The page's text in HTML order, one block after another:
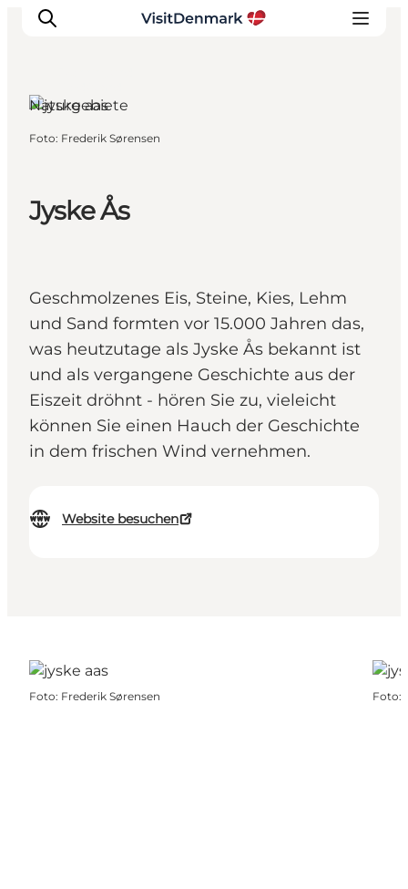
Erlebnisse
Unterkünfte
Jyske Ås
Geschmolzenes Eis, Steine, Kies, Lehm
und Sand formten vor 15.000 Jahren das,
was heutzutage als Jyske Ås bekannt ist
und als vergangene Geschichte aus der
Eiszeit dröhnt - hören Sie zu, vieleicht
können Sie einen Hauch der Geschichte
in dem frischen Wind vernehmen.
Website besuchen
Naturgebiete
Foto: Frederik Sørensen
Foto: Frederik Sørensen Foto: